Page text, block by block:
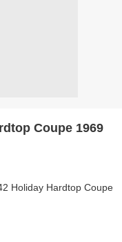
Coupe 1969